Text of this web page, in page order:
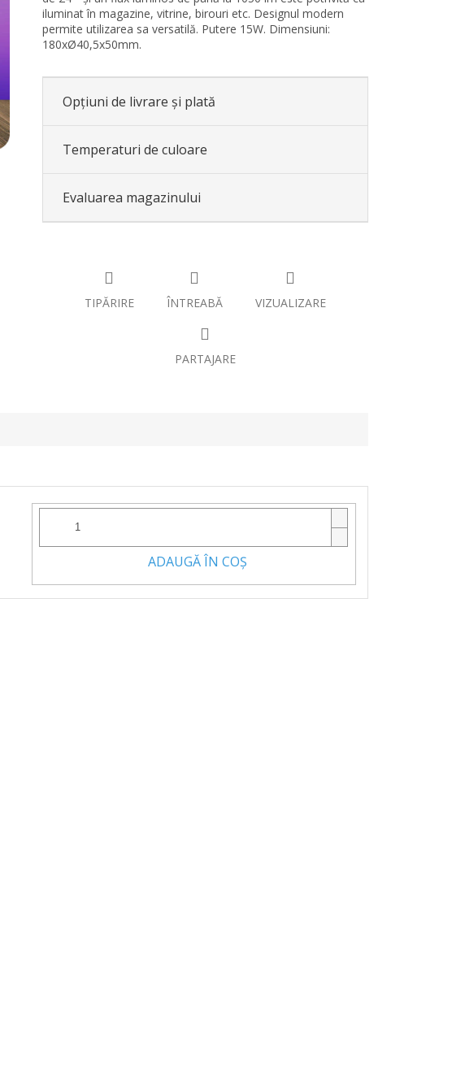
iluminat în magazine, vitrine, birouri etc. Designul modern
permite utilizarea sa versatilă. Putere 15W. Dimensiuni:
180xØ40,5x50mm.
Opțiuni de livrare și plată
Temperaturi de culoare
Evaluarea magazinului
TIPĂRIRE ÎNTREABĂ VIZUALIZARE
PARTAJARE
ADAUGĂ ÎN COŞ